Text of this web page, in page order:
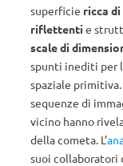
superficie ricca
riflettenti e
scale di
spunti inediti per
spaziale primitiva.
sequenze di
vicino hanno
della cometa. L’
suoi collaboratori